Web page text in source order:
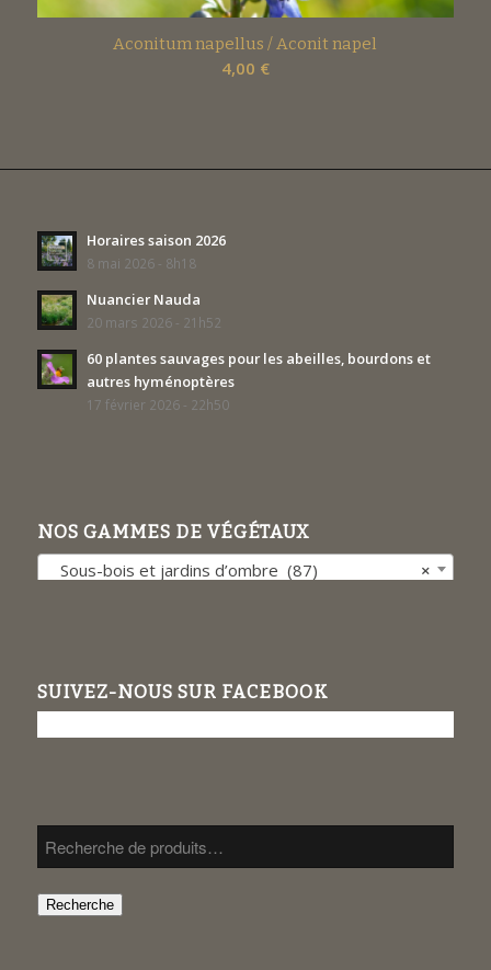
Aconitum napellus / Aconit napel
4,00 €
Horaires saison 2026
8 mai 2026 - 8h18
Nuancier Nauda
20 mars 2026 - 21h52
60 plantes sauvages pour les abeilles, bourdons et
autres hyménoptères
17 février 2026 - 22h50
NOS GAMMES DE VÉGÉTAUX
×
Sous-bois et jardins d’ombre (87)
SUIVEZ-NOUS SUR FACEBOOK
Recherche